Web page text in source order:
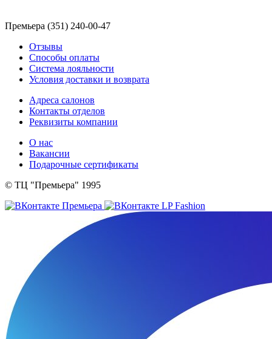
Премьера (351) 240-00-47
Отзывы
Способы оплаты
Система лояльности
Условия доставки и возврата
Адреса салонов
Контакты отделов
Реквизиты компании
О нас
Вакансии
Подарочные сертификаты
© ТЦ "Премьера" 1995